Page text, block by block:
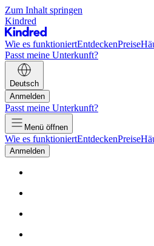
Zum Inhalt springen
Kindred
Wie es funktioniertEntdeckenPreise
Passt meine Unterkunft?
Deutsch
Anmelden
Passt meine Unterkunft?
Menü öffnen
Wie es funktioniertEntdeckenPreise
Anmelden